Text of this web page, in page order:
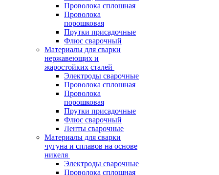
Проволока сплошная
Проволока
порошковая
Прутки присадочные
Флюс сварочный
Материалы для сварки
нержавеющих и
жаростойких сталей
Электроды сварочные
Проволока сплошная
Проволока
порошковая
Прутки присадочные
Флюс сварочный
Ленты сварочные
Материалы для сварки
чугуна и сплавов на основе
никеля
Электроды сварочные
Проволока сплошная